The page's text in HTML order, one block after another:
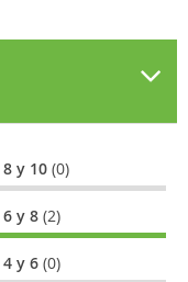
8 y 10(0)
6 y 8(2)
4 y 6(0)